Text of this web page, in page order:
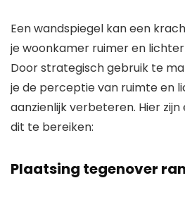
Een wandspiegel kan een
je woonkamer ruimer en
Door strategisch gebruik te
je de perceptie van ruimte en
aanzienlijk verbeteren. Hier
dit te bereiken:
Plaatsing tegenover